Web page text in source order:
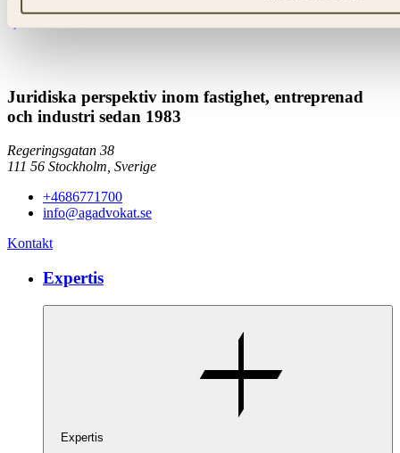
Juridiska perspektiv inom fastighet, entreprenad
och industri sedan 1983
Regeringsgatan 38
111 56 Stockholm, Sverige
+4686771700
info@agadvokat.se
Kontakt
Expertis
Expertis